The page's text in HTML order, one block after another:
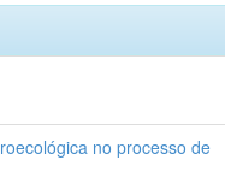
no processo de